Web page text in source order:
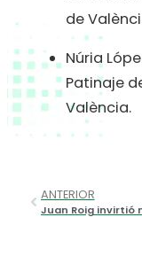
de
Núria
Patinaje
València.
ANTERIOR